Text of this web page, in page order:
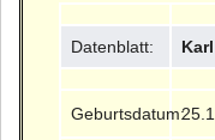
Datenblatt:
Geburtsdatum: